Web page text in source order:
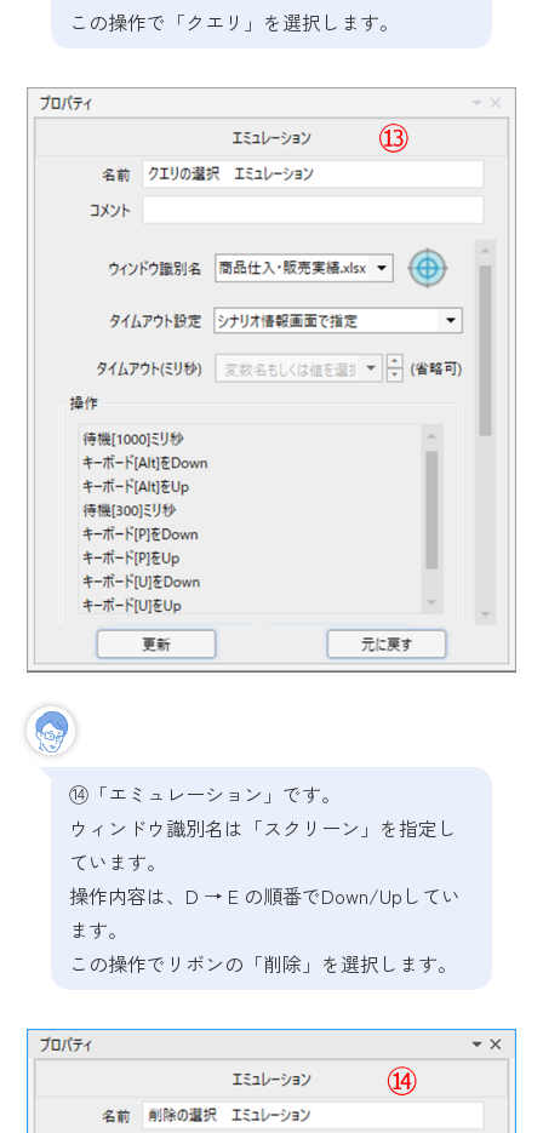
この操作で「クエリ」を選択します。
⑭「エミュレーション」です。
ウィンドウ識別名は「スクリーン」を指定し
ています。
操作内容は、D → E の順番でDown/Upしてい
ます。
この操作でリボンの「削除」を選択します。